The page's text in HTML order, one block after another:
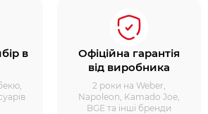
в
Офіційна гарантія
від виробника
2 роки на Weber,
Napoleon, Kamado Joe,
BGE та інші бренди